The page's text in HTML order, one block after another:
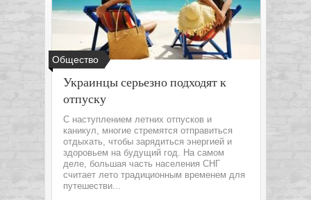
Общество
Украинцы серьезно подходят к
отпуску
С наступлением летних отпусков и
каникул, многие стремятся отправиться
отдыхать, чтобы зарядиться энергией и
здоровьем на будущий год. На самом
деле, большая часть населения СНГ
считает лето традиционным временем для
путешестви...